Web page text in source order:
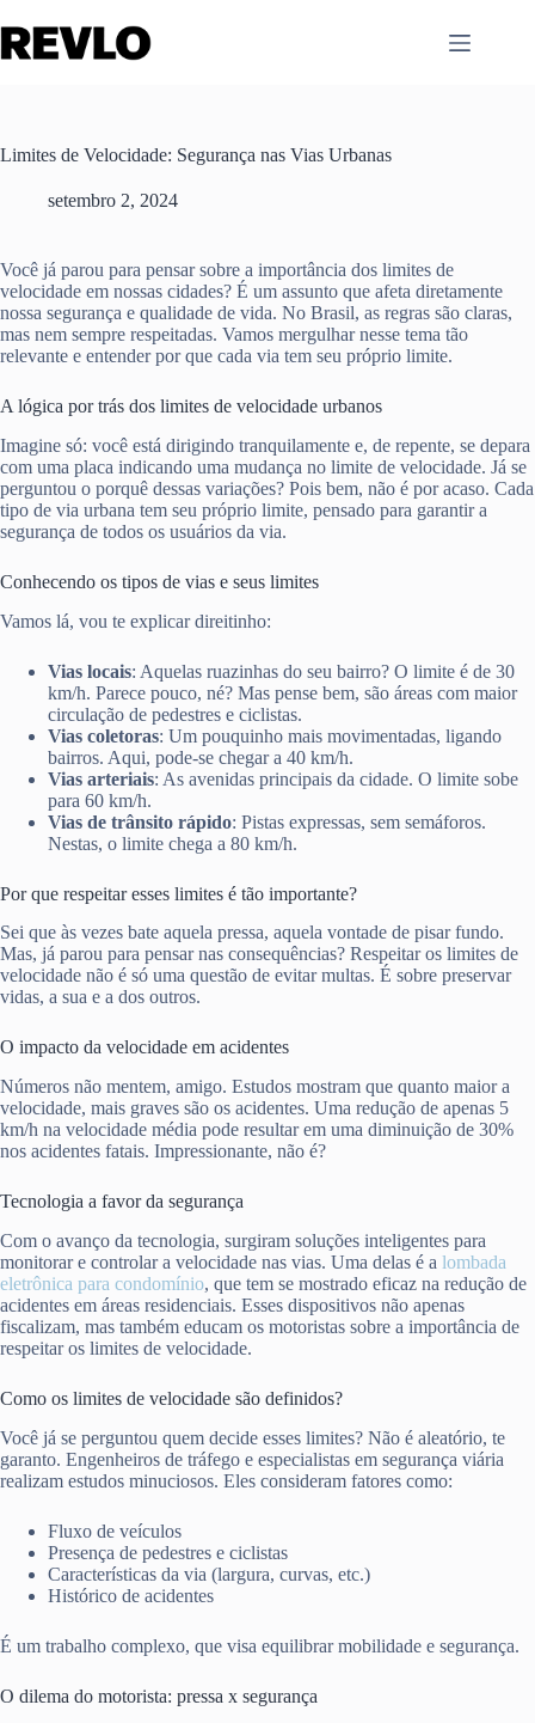
para
Limites de Velocidade: Segurança nas Vias Urbanas
setembro 2, 2024
Você já parou para pensar sobre a importância dos limites de
velocidade em nossas cidades? É um assunto que afeta diretamente
nossa segurança e qualidade de vida. No Brasil, as regras são claras,
mas nem sempre respeitadas. Vamos mergulhar nesse tema tão
relevante e entender por que cada via tem seu próprio limite.
A lógica por trás dos limites de velocidade urbanos
Imagine só: você está dirigindo tranquilamente e, de repente, se depara
com uma placa indicando uma mudança no limite de velocidade. Já se
perguntou o porquê dessas variações? Pois bem, não é por acaso. Cada
tipo de via urbana tem seu próprio limite, pensado para garantir a
segurança de todos os usuários da via.
Conhecendo os tipos de vias e seus limites
Vamos lá, vou te explicar direitinho:
Vias locais: Aquelas ruazinhas do seu bairro? O limite é de 30
km/h. Parece pouco, né? Mas pense bem, são áreas com maior
circulação de pedestres e ciclistas.
Vias coletoras: Um pouquinho mais movimentadas, ligando
bairros. Aqui, pode-se chegar a 40 km/h.
Vias arteriais: As avenidas principais da cidade. O limite sobe
para 60 km/h.
Vias de trânsito rápido: Pistas expressas, sem semáforos.
Nestas, o limite chega a 80 km/h.
Por que respeitar esses limites é tão importante?
Sei que às vezes bate aquela pressa, aquela vontade de pisar fundo.
Mas, já parou para pensar nas consequências? Respeitar os limites de
velocidade não é só uma questão de evitar multas. É sobre preservar
vidas, a sua e a dos outros.
O impacto da velocidade em acidentes
Números não mentem, amigo. Estudos mostram que quanto maior a
velocidade, mais graves são os acidentes. Uma redução de apenas 5
km/h na velocidade média pode resultar em uma diminuição de 30%
nos acidentes fatais. Impressionante, não é?
Tecnologia a favor da segurança
Com o avanço da tecnologia, surgiram soluções inteligentes para
monitorar e controlar a velocidade nas vias. Uma delas é a lombada
eletrônica para condomínio, que tem se mostrado eficaz na redução de
acidentes em áreas residenciais. Esses dispositivos não apenas
fiscalizam, mas também educam os motoristas sobre a importância de
respeitar os limites de velocidade.
Como os limites de velocidade são definidos?
Você já se perguntou quem decide esses limites? Não é aleatório, te
garanto. Engenheiros de tráfego e especialistas em segurança viária
realizam estudos minuciosos. Eles consideram fatores como:
Fluxo de veículos
Presença de pedestres e ciclistas
Características da via (largura, curvas, etc.)
Histórico de acidentes
É um trabalho complexo, que visa equilibrar mobilidade e segurança.
O dilema do motorista: pressa x segurança